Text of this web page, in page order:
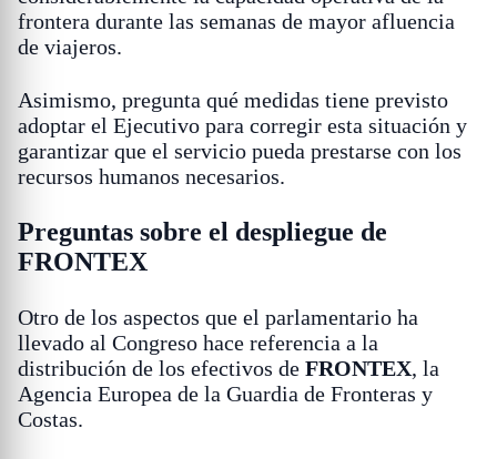
frontera durante las semanas de mayor afluencia
de viajeros.
Asimismo, pregunta qué medidas tiene previsto
adoptar el Ejecutivo para corregir esta situación y
garantizar que el servicio pueda prestarse con los
recursos humanos necesarios.
Preguntas sobre el despliegue de
FRONTEX
Otro de los aspectos que el parlamentario ha
llevado al Congreso hace referencia a la
distribución de los efectivos de FRONTEX, la
Agencia Europea de la Guardia de Fronteras y
Costas.